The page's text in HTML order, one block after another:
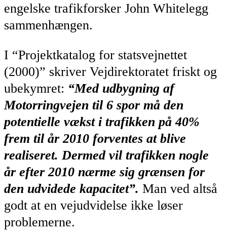
engelske trafikforsker John Whitelegg
sammenhængen.
I “Projektkatalog for statsvejnettet
(2000)” skriver Vejdirektoratet friskt og
ubekymret: “Med udbygning af
Motorringvejen til 6 spor må den
potentielle vækst i trafikken på 40%
frem til år 2010 forventes at blive
realiseret. Dermed vil trafikken nogle
år efter 2010 nærme sig grænsen for
den udvidede kapacitet”. Man ved altså
godt at en vejudvidelse ikke løser
problemerne.